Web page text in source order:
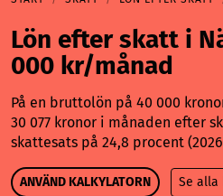
Lön efter skatt i
000 kr/månad
På en bruttolön på 40 000
30 077 kronor i månaden efter
skattesats på 24,8 procent
ANVÄND KALKYLATORN Se alla